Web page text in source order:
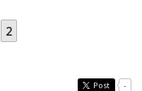
2
Post -